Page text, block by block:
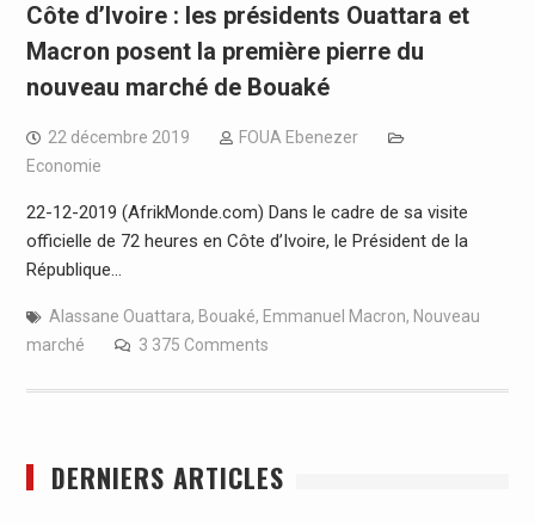
Côte d’Ivoire : les présidents Ouattara et
Macron posent la première pierre du
nouveau marché de Bouaké
22 décembre 2019
FOUA Ebenezer
Economie
22-12-2019 (AfrikMonde.com) Dans le cadre de sa visite
officielle de 72 heures en Côte d’Ivoire, le Président de la
République…
Alassane Ouattara, Bouaké, Emmanuel Macron, Nouveau
marché
3 375 Comments
DERNIERS ARTICLES